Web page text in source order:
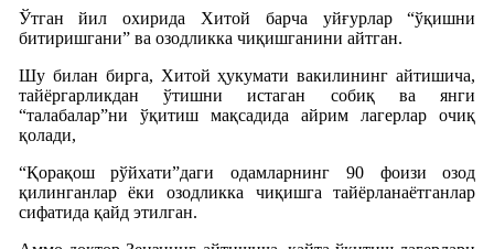
Ўтган йил охирида Хитой барча уйғурлар “ўқишни
битиришгани” ва озодликка чиқишганини айтган.
Шу билан бирга, Хитой ҳукумати вакилининг айтишича,
тайёргарликдан ўтишни истаган собиқ ва янги
“талабалар”ни ўқитиш мақсадида айрим лагерлар очиқ
қолади,
“Қорақош рўйхати”даги одамларнинг 90 фоизи озод
қилинганлар ёки озодликка чиқишга тайёрланаётганлар
сифатида қайд этилган.